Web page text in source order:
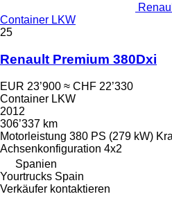
Container LKW
25
Renault Premium 380Dxi
EUR 23’900 ≈ CHF 22’330
Container LKW
2012
306’337 km
Motorleistung 380 PS (279 kW)
Achsenkonfiguration 4x2
Spanien
Yourtrucks Spain
Verkäufer kontaktieren